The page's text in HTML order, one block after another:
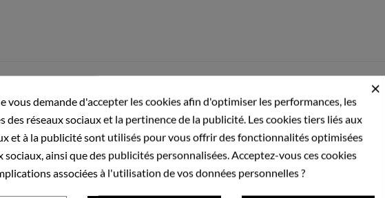
×
vous demande d'accepter les cookies afin d'optimiser les performances, les
réseaux sociaux et la pertinence de la publicité. Les cookies tiers liés aux
et à la publicité sont utilisés pour vous offrir des fonctionnalités optimisées
sociaux, ainsi que des publicités personnalisées. Acceptez-vous ces cookies
associées à l'utilisation de vos données personnelles ?